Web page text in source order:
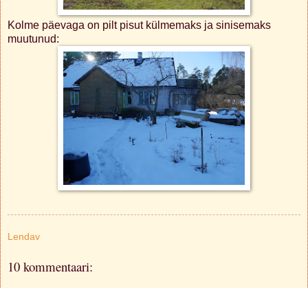
Kolme päevaga on pilt pisut külmemaks ja sinisemaks
muutunud:
Lendav
10 kommentaari: